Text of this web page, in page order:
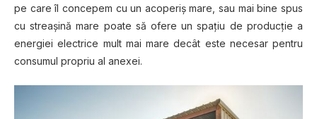
pe care îl concepem cu un acoperiș mare, sau mai bine spus
cu streașină mare poate să ofere un spațiu de producție a
energiei electrice mult mai mare decât este necesar pentru
consumul propriu al anexei.